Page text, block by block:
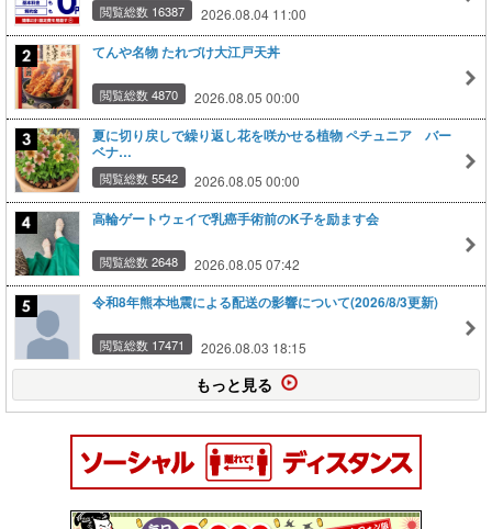
閲覧総数 16387 2026.08.04 11:00
てんや名物 たれづけ大江戸天丼
閲覧総数 4870 2026.08.05 00:00
夏に切り戻しで繰り返し花を咲かせる植物 ペチュニア バー
ベナ…
閲覧総数 5542 2026.08.05 00:00
高輪ゲートウェイで乳癌手術前のK子を励ます会
閲覧総数 2648 2026.08.05 07:42
令和8年熊本地震による配送の影響について(2026/8/3更新)
閲覧総数 17471 2026.08.03 18:15
もっと見る